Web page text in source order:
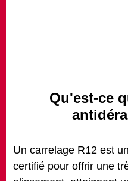
Qu'est-ce
Un carrelage R12 est un
certifié pour offrir une